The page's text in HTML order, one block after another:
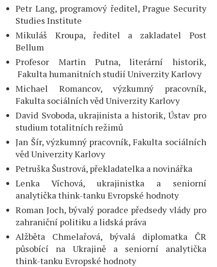
Petr Lang, programový ředitel, Prague Security
Studies Institute
Mikuláš Kroupa, ředitel a zakladatel Post
Bellum
Profesor Martin Putna, literární historik,
Fakulta humanitních studií Univerzity Karlovy
Michael Romancov, výzkumný pracovník,
Fakulta sociálních věd Univerzity Karlovy
David Svoboda, ukrajinista a historik, Ústav pro
studium totalitních režimů
Jan Šír, výzkumný pracovník, Fakulta sociálních
věd Univerzity Karlovy
Petruška Šustrová, překladatelka a novinářka
Lenka Víchová, ukrajinistka a seniorní
analytička think-tanku Evropské hodnoty
Roman Joch, bývalý poradce předsedy vlády pro
zahraniční politiku a lidská práva
Alžběta Chmelařová, bývalá diplomatka ČR
působící na Ukrajině a seniorní analytička
think-tanku Evropské hodnoty